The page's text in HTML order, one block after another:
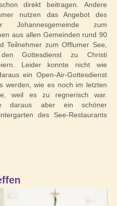
direkt beitragen. Andere
nutzen das Angebot des
Johannesgemeinde zum
aus allen Gemeinden rund 90
Teilnehmer zum Offlumer See,
Gottesdienst zu Christi
Leider konnte nicht wie
ein Open-Air-Gottesdienst
werden, wie es noch im letzten
weil es zu regnerisch war.
daraus aber ein schöner
des See-Restaurants